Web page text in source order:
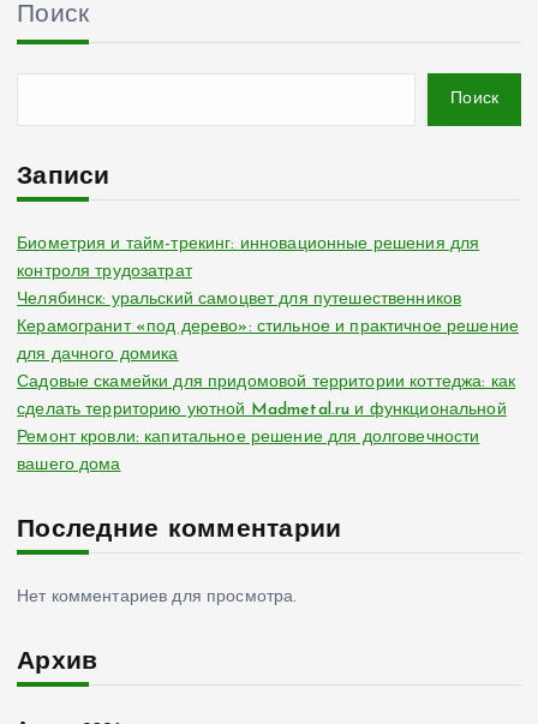
н
а
ц
и
з
а
Поиск
Поиск
Записи
Биометрия и тайм-трекинг: инновационные решения для
контроля трудозатрат
Челябинск: уральский самоцвет для путешественников
Керамогранит «под дерево»: стильное и практичное решение
для дачного домика
Садовые скамейки для придомовой территории коттеджа: как
сделать территорию уютной Madmetal.ru и функциональной
Ремонт кровли: капитальное решение для долговечности
вашего дома
Последние комментарии
Нет комментариев для просмотра.
Архив